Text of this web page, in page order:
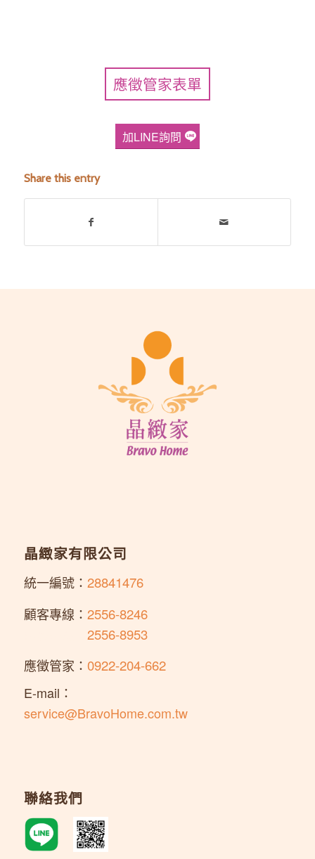
應徵管家表單
加LINE詢問
Share this entry
晶緻家有限公司
統一編號： 28841476
顧客專線： 2556-8246
2556-8953
應徵管家： 0922-204-662
E-mail：
service@BravoHome.com.tw
聯絡我們